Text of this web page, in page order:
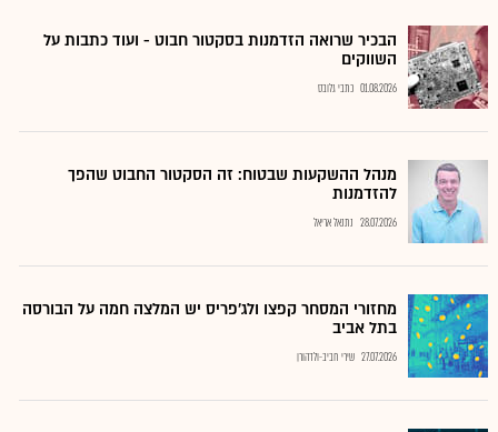
הבכיר שרואה הזדמנות בסקטור חבוט - ועוד כתבות על
השווקים
01.08.2026 כתבי גלובס
מנהל ההשקעות שבטוח: זה הסקטור החבוט שהפך
להזדמנות
28.07.2026 נתנאל אריאל
מחזורי המסחר קפצו ולג'פריס יש המלצה חמה על הבורסה
בתל אביב
27.07.2026 שירי חביב-ולדהורן